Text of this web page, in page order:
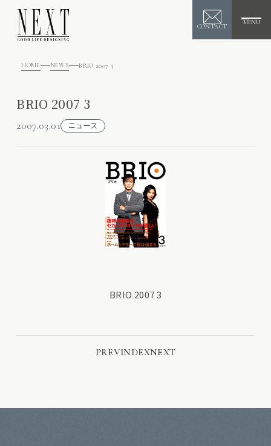
CONTACT
MENU
HOME NEWS BRIO 2007 3
BRIO 2007 3
2007.03.01 ニュース
BRIO 2007 3
PREVINDEXNEXT